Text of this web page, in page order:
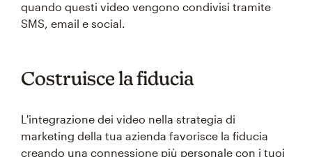
quando questi video vengono condivisi tramite
SMS, email e social.
Costruisce la fiducia
L'integrazione dei video nella strategia di
marketing della tua azienda favorisce la fiducia
creando una connessione più personale con i tuoi